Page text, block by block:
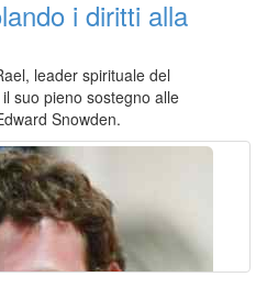
i diritti alla
leader spirituale del
suo pieno sostegno alle
Snowden.